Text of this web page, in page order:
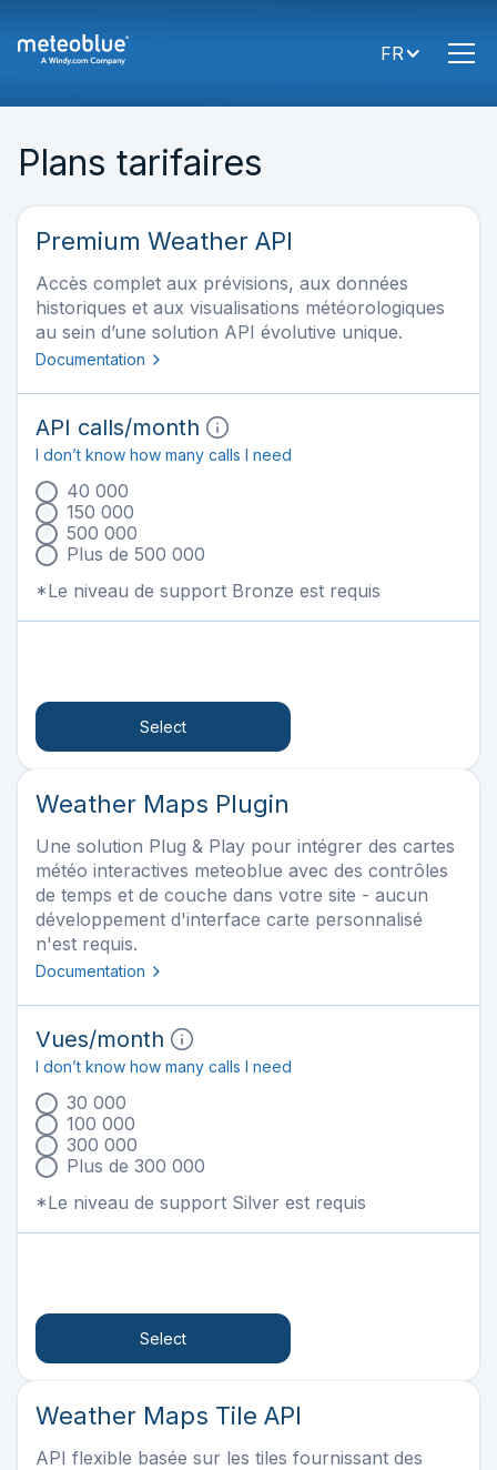
FR
Plans tarifaires
Premium Weather API
Accès complet aux prévisions, aux données
historiques et aux visualisations météorologiques
au sein d’une solution API évolutive unique.
Documentation
API calls/month
I don’t know how many calls I need
40 000
150 000
500 000
Plus de 500 000
*Le niveau de support Bronze est requis
Select
Weather Maps Plugin
Une solution Plug & Play pour intégrer des cartes
météo interactives meteoblue avec des contrôles
de temps et de couche dans votre site - aucun
développement d'interface carte personnalisé
n'est requis.
Documentation
Vues/month
I don’t know how many calls I need
30 000
100 000
300 000
Plus de 300 000
*Le niveau de support Silver est requis
Select
Weather Maps Tile API
API flexible basée sur les tiles fournissant des